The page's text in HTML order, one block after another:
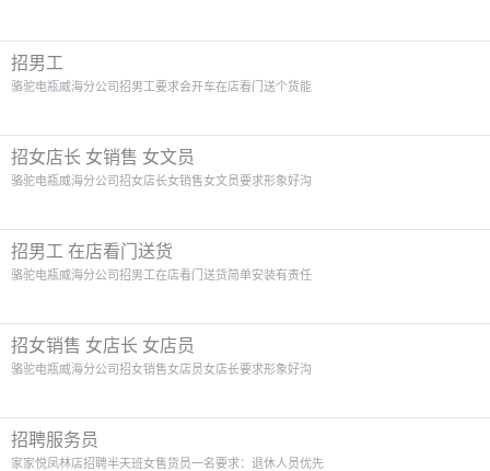
招男工
骆驼电瓶威海分公司招男工要求会开车在店看门送个货能
招女店长 女销售 女文员
骆驼电瓶威海分公司招女店长女销售女文员要求形象好沟
招男工 在店看门送货
骆驼电瓶威海分公司招男工在店看门送货简单安装有责任
招女销售 女店长 女店员
骆驼电瓶威海分公司招女销售女店员女店长要求形象好沟
招聘服务员
家家悦凤林店招聘半天班女售货员一名要求：退休人员优先